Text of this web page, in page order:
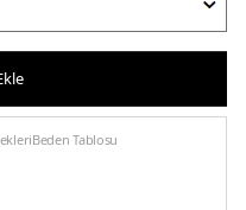
Beden Tablosu